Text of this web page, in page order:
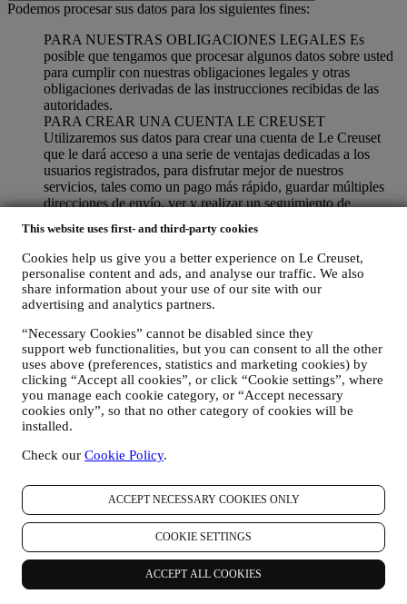
This website uses first- and third-party cookies
Cookies help us give you a better experience on Le Creuset,
personalise content and ads, and analyse our traffic. We also
share information about your use of our site with our
advertising and analytics partners.
“Necessary Cookies” cannot be disabled since they
support web functionalities, but you can consent to all the other
uses above (preferences, statistics and marketing cookies) by
clicking “Accept all cookies”, or click “Cookie settings”, where
you manage each cookie category, or “Accept necessary
cookies only”, so that no other category of cookies will be
installed.
Check our Cookie Policy.
ACCEPT NECESSARY COOKIES ONLY
COOKIE SETTINGS
ACCEPT ALL COOKIES
Podemos procesar sus datos para los siguientes fines:
PARA NUESTRAS OBLIGACIONES LEGALES Es
posible que tengamos que procesar algunos datos sobre usted
para cumplir con nuestras obligaciones legales y otras
obligaciones derivadas de las instrucciones recibidas de las
autoridades.
PARA CREAR UNA CUENTA LE CREUSET
Utilizaremos sus datos para crear una cuenta de Le Creuset
que le dará acceso a una serie de ventajas dedicadas a los
usuarios registrados, para disfrutar mejor de nuestros
servicios, tales como un pago más rápido, guardar múltiples
direcciones de envío, ver y realizar un seguimiento de
para permitirnos proporcionarle estos servicios como titular de
una cuenta de Le Creuset.
PARA GESTIONAR SUS PEDIDOS Y
PROPORCIONARLE NUESTROS PRODUCTOS,
SERVICIOS Y ASISTENCIA. Utilizaremos sus datos para
productos en el Sitio web y/o en nuestras tiendas Le Creuset,
su uso del Sitio web, cualquier asistencia posterior a la venta o
su participación en nuestros concursos. Es posible que
tengamos que procesar algunos datos sobre usted para
nuestros fines administrativos relacionados con nuestra
relación contractual con usted, como contabilidad, facturación
y auditoría, verificación de tarjetas de pago, detección de
fraude, seguridad, pruebas de sistemas, mantenimiento y
análisis estadístico. Ocasionalmente, es posible que
administrativas u operativas. Por ejemplo, para enviarle la
confirmación de su compra. También utilizaremos sus datos
personales para responder a sus solicitudes enviadas a través
actividad de procesamiento es necesaria para permitirnos
proporcionarle nuestros servicios.